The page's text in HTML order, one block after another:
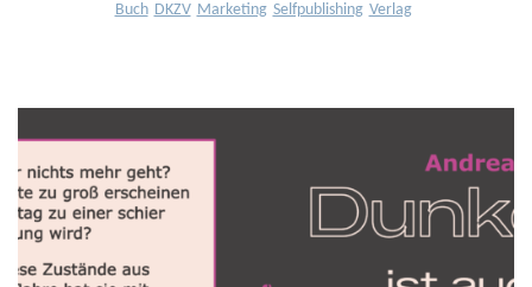
Buch DKZV Marketing Selfpublishing Verlag